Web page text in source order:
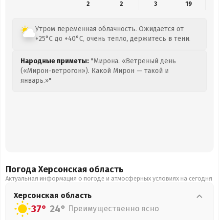
2
2 3 19
Утром переменная облачность. Ожидается от
+25°C до +40°C, очень тепло, держитесь в тени.
Народные приметы: "Мирона. «Ветреный день
(«Мирон-ветрогон»). Какой Мирон — такой и
январь.»"
Погода Херсонская область
Актуальная информация о погоде и атмосферных условиях на сегодня
Херсонская область
37° 24° Преимущественно ясно